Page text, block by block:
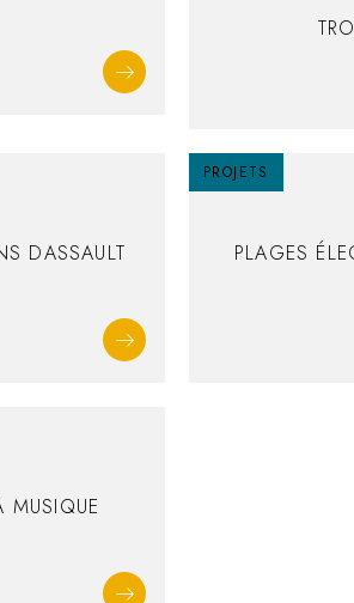
DASSAULT
PROJETS
PLAGES
MUSIQUE